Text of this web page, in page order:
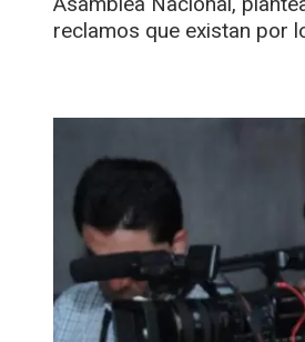
reclamos que existan por